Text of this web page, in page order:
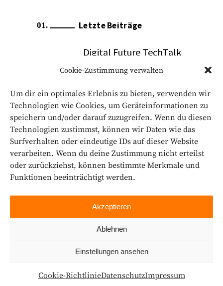
Cookie-Zustimmung verwalten
Um dir ein optimales Erlebnis zu bieten, verwenden wir
Technologien wie Cookies, um Geräteinformationen zu
speichern und/oder darauf zuzugreifen. Wenn du diesen
Technologien zustimmst, können wir Daten wie das
Surfverhalten oder eindeutige IDs auf dieser Website
verarbeiten. Wenn du deine Zustimmung nicht erteilst
oder zurückziehst, können bestimmte Merkmale und
Funktionen beeinträchtigt werden.
Akzeptieren
Ablehnen
Einstellungen ansehen
Cookie-RichtlinieDatenschutzImpressum
Letzte Beiträge
Digital Future TechTalk
14. Januar 2026
After-Work-Event
„Lieferkettengesetz
2024“
29. Juni 2023
Closing Loops –
Kreislaufwirtschaft in
2. März 2023
„In a nutshell“ – Unsere
beratung: Kompakt
21. Februar 2023